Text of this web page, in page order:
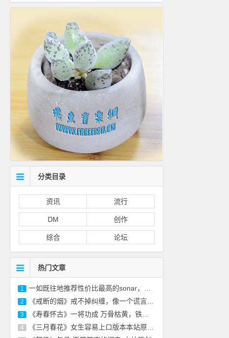
分类目录
资讯 流行
DM 创作
综合 论坛
热门文章
1 一如既往地推荐性价比最高的sonar，免费的正
2 《戒断的烟》戒不掉纠缠，像一个谎言-本站原
3 《寿春怀古》一将功成 万骨枯黄，铁衣化尘 风
4 《三月春花》女生容易上口版本本站原创 附